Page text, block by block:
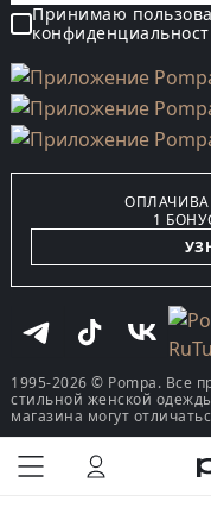
КУПИТЬ В ОДИН
Принимаю
1
1995-2026 © Pompa. Все
стильной женской
магазина могут